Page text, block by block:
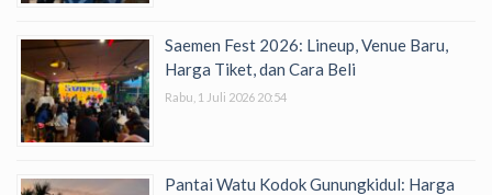
Saemen Fest 2026: Lineup, Venue Baru,
Harga Tiket, dan Cara Beli
Rabu, 1 Juli 2026 20:54
Pantai Watu Kodok Gunungkidul: Harga